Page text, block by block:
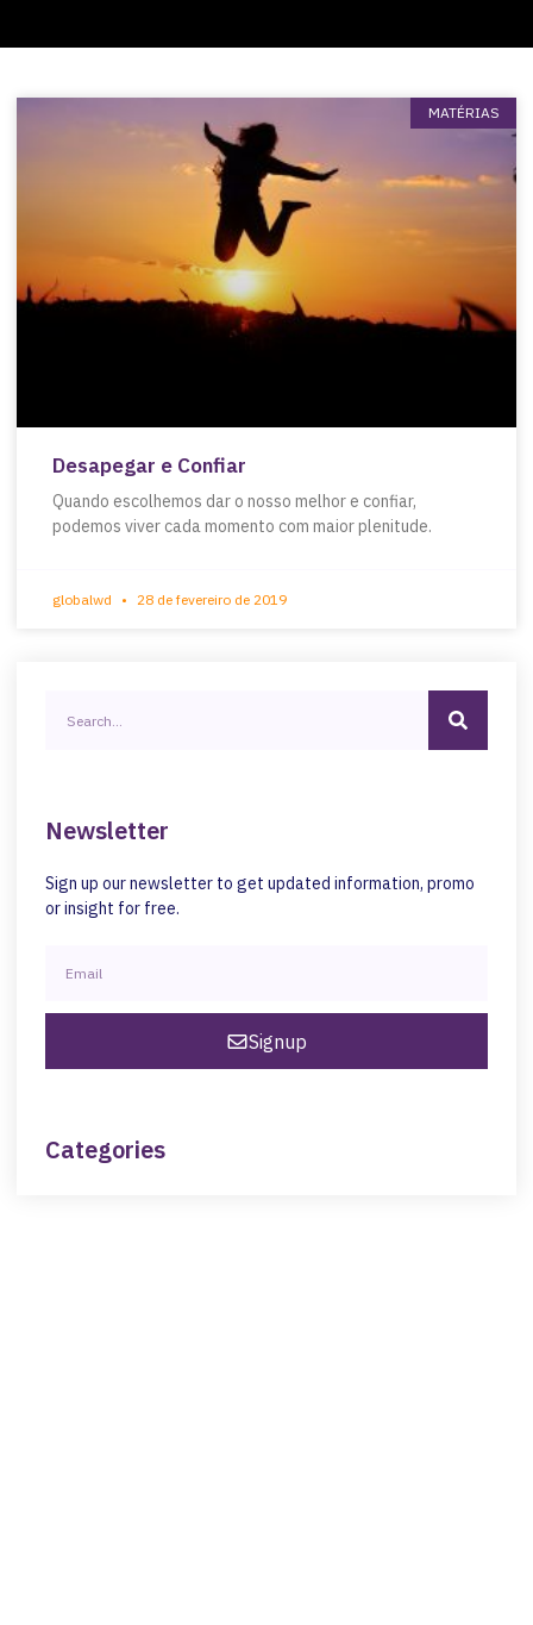
MATÉRIAS
Desapegar e Confiar
Quando escolhemos dar o nosso melhor e confiar,
podemos viver cada momento com maior plenitude.
globalwd 28 de fevereiro de 2019
Newsletter
Sign up our newsletter to get updated information, promo
or insight for free.
Signup
Categories